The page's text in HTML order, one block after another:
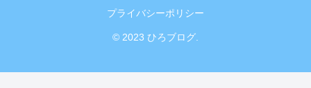
プライバシーポリシー
© 2023 ひろブログ.